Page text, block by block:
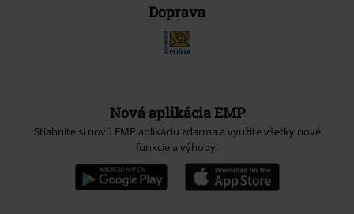
Doprava
Nová aplikácia EMP
Stiahnite si novú EMP aplikáciu zdarma a využite všetky nové
funkcie a výhody!